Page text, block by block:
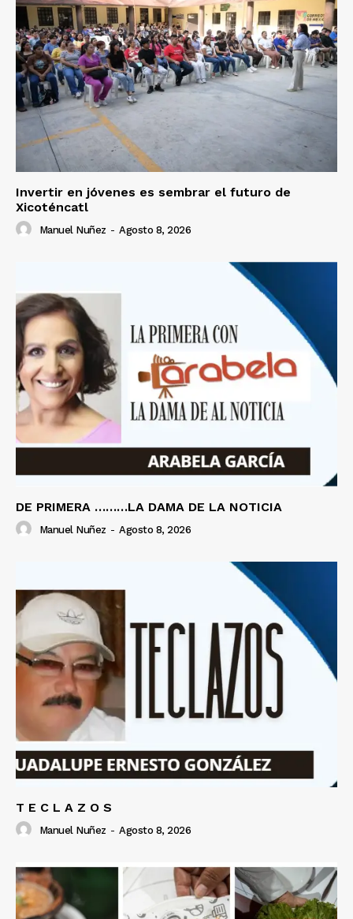
Invertir en jóvenes es sembrar el futuro de
Xicoténcatl
Manuel Nuñez - Agosto 8, 2026
DE PRIMERA ………LA DAMA DE LA NOTICIA
Manuel Nuñez - Agosto 8, 2026
T E C L A Z O S
Manuel Nuñez - Agosto 8, 2026